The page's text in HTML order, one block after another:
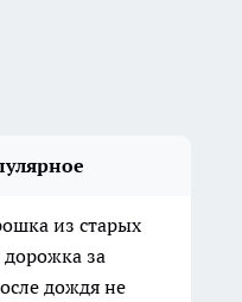
из старых
за
дождя не